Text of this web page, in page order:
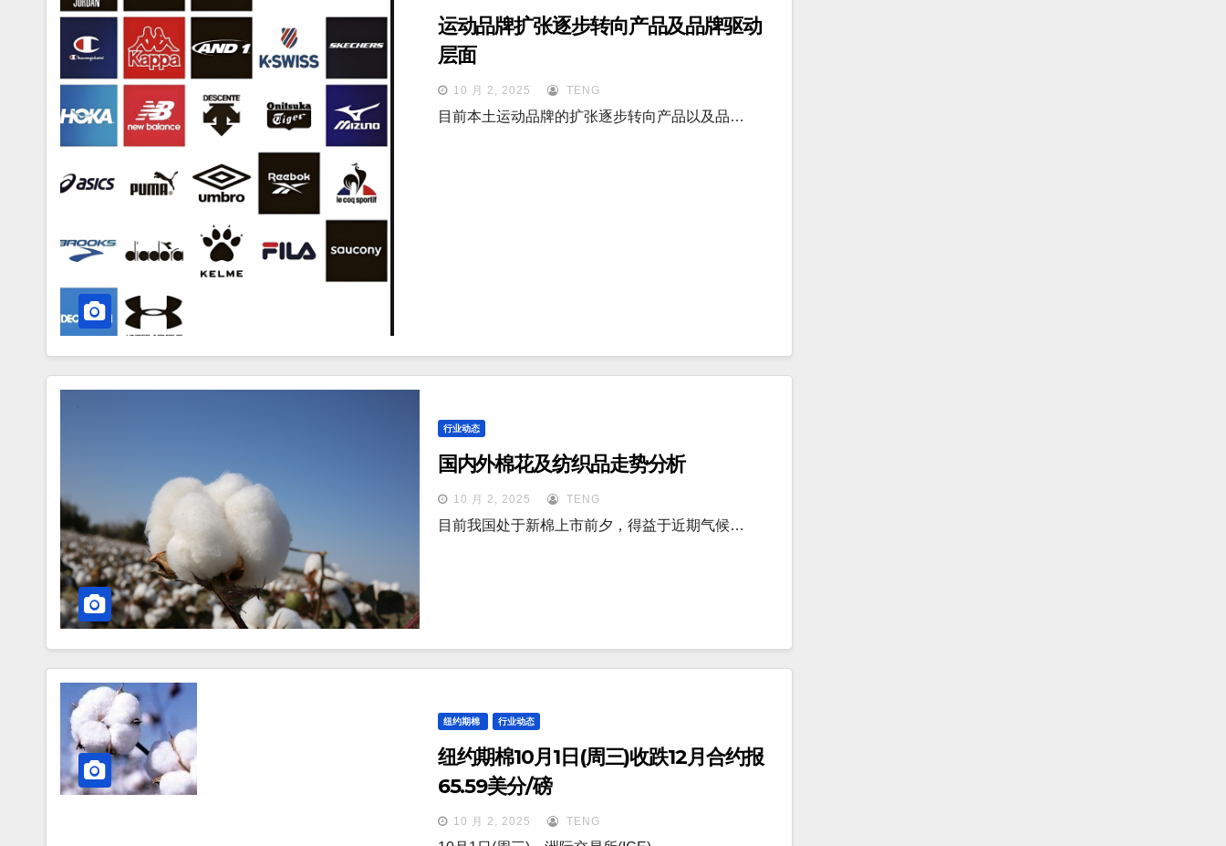
运动品牌扩张逐步转向产品及品牌驱动
层面
10 月 2, 2025 TENG
目前本土运动品牌的扩张逐步转向产品以及品…
行业动态
国内外棉花及纺织品走势分析
10 月 2, 2025 TENG
目前我国处于新棉上市前夕，得益于近期气候…
纽约期棉 行业动态
纽约期棉10月1日(周三)收跌12月合约报
65.59美分/磅
10 月 2, 2025 TENG